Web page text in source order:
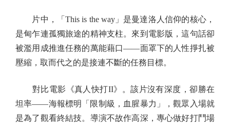
片中，「This is the way」是曼達洛人信仰的核心，
是甸乍連孤獨旅途的精神支柱。來到電影版，這句話卻
被濫用成推進任務的萬能藉口——面罩下的人性掙扎被
壓縮，取而代之的是接連不斷的任務目標。
對比電影《真人快打II》。該片沒有深度，卻勝在
坦率——海報標明「限制級，血腥暴力」，觀眾入場就
是為了觀看終結技。導演不故作高深，專心做好打鬥場